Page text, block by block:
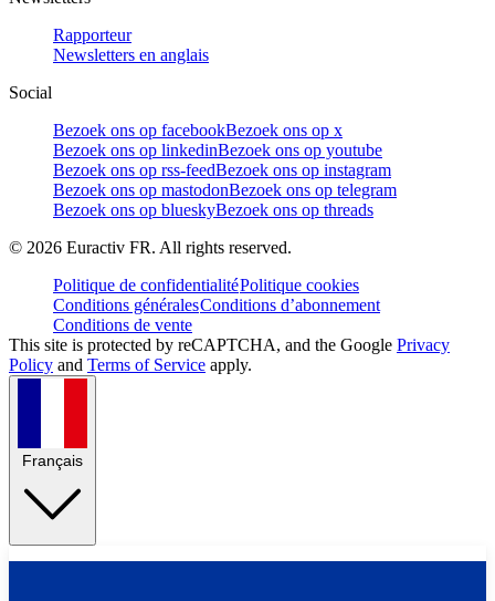
Rapporteur
Newsletters en anglais
Social
Bezoek ons op facebookBezoek ons op x
Bezoek ons op linkedinBezoek ons op youtube
Bezoek ons op rss-feedBezoek ons op instagram
Bezoek ons op mastodonBezoek ons op telegram
Bezoek ons op blueskyBezoek ons op threads
© 2026 Euractiv FR. All rights reserved.
Politique de confidentialitéPolitique cookies
Conditions généralesConditions d’abonnement
Conditions de vente
This site is protected by reCAPTCHA, and the Google Privacy
Policy and Terms of Service apply.
Français